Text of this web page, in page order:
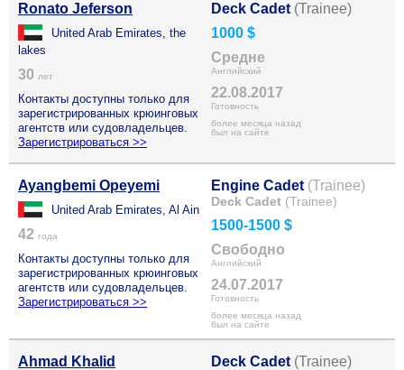
Ronato Jeferson
United Arab Emirates, the
lakes
30 лет
Контакты доступны только для
зарегистрированных крюинговых
агентств или судовладельцев.
Зарегистрироваться >>
Deck Cadet (Trainee)
1000 $
Средне
Английский
22.08.2017
Готовность
более месяца назад
был на сайте
Ayangbemi Opeyemi
United Arab Emirates, Al Ain
42 года
Контакты доступны только для
зарегистрированных крюинговых
агентств или судовладельцев.
Зарегистрироваться >>
Engine Cadet (Trainee)
Deck Cadet (Trainee)
1500-1500 $
Свободно
Английский
24.07.2017
Готовность
более месяца назад
был на сайте
Ahmad Khalid Deck Cadet (Trainee)